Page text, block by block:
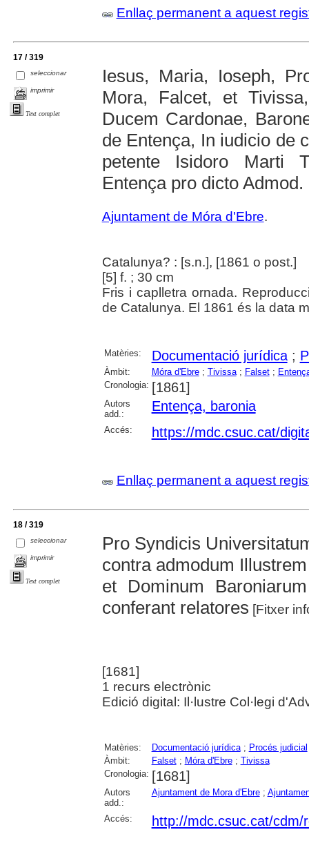
Enllaç permanent a aquest
17 / 319
seleccionar
imprimir
Text complet
Iesus, Maria, Ioseph,
Mora, Falcet, et
Ducem Cardonae,
de Entença, In iudicio de
petente Isidoro Marti
Entença pro dicto
Ajuntament de Móra d'Ebre.
Catalunya? : [s.n.], [1861 o post.]
[5] f. ; 30 cm
Fris i caplletra ornada.
de Catalunya. El 1861 és la data
Matèries: Documentació jurídica;
Àmbit: Móra d'Ebre; Tivissa; Falset;
Cronologia: [1861]
Autors
add.:
Entença, baronia
Accés: https://mdc.csuc.cat/
Enllaç permanent a aquest
18 / 319
seleccionar
imprimir
Text complet
Pro Syndicis
contra admodum
et Dominum
conferant relatores [Fitxer
[1681]
1 recurs electrònic
Edició digital: Il·lustre Col·legi
Matèries: Documentació jurídica; Procés judicial
Àmbit:
Falset; Móra d'Ebre; Tivissa
Cronologia: [1681]
Autors
add.:
Ajuntament de Mora d'Ebre;
Accés: http://mdc.csuc.cat/cdm/